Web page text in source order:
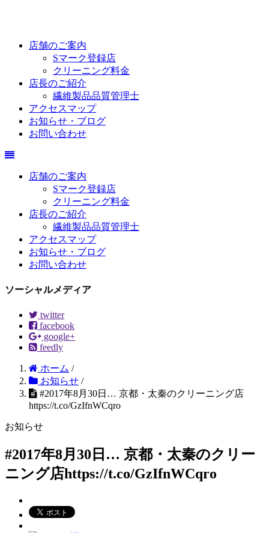
店舗のご案内
Sマーク登録店
クリーニング料金
店長のご紹介
繊維製品品質管理士
アクセスマップ
お知らせ・ブログ
お問い合わせ
店舗のご案内
Sマーク登録店
クリーニング料金
店長のご紹介
繊維製品品質管理士
アクセスマップ
お知らせ・ブログ
お問い合わせ
ソーシャルメディア
twitter
facebook
google+
feedly
ホーム /
お知らせ /
#2017年8月30日… 京都・太秦のクリーニング店
https://t.co/GzIfnWCqro
お知らせ
#2017年8月30日… 京都・太秦のクリー
ニング店https://t.co/GzIfnWCqro